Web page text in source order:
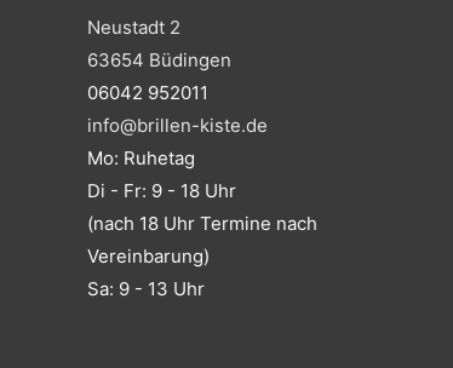
Neustadt 2
63654 Büdingen
06042 952011
info@brillen-kiste.de
Mo: Ruhetag
Di - Fr: 9 - 18 Uhr
(nach 18 Uhr Termine nach
Vereinbarung)
Sa: 9 - 13 Uhr